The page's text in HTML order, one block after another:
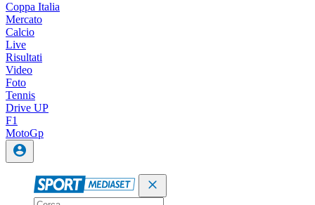
Coppa Italia
Mercato
Calcio
Live
Risultati
Video
Foto
Tennis
Drive UP
F1
MotoGp